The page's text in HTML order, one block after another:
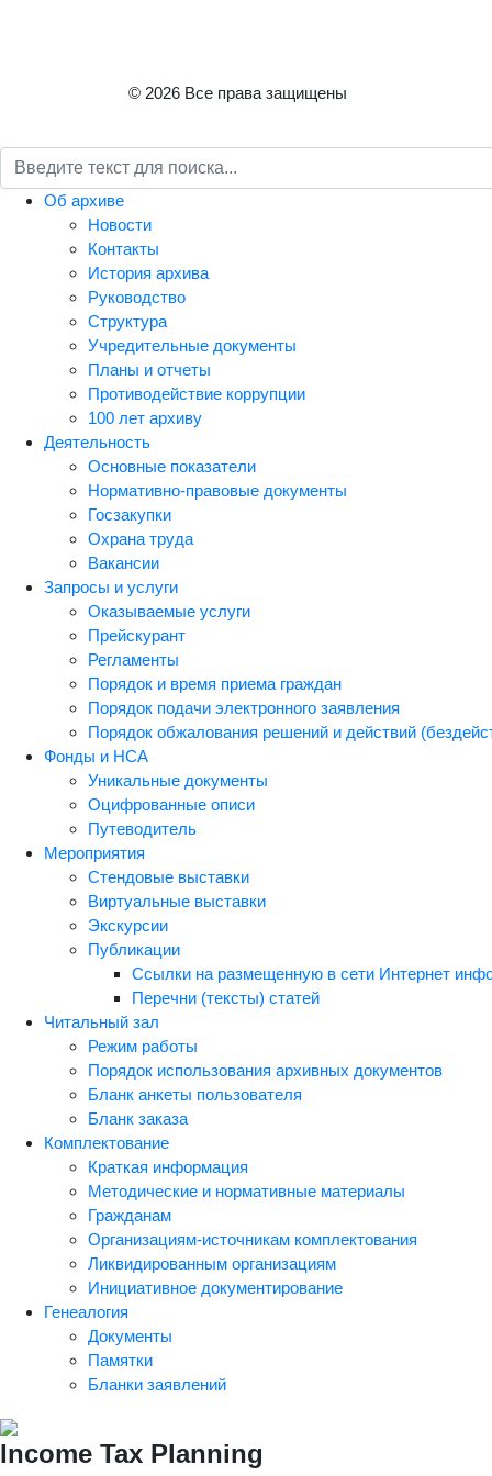
© 2026 Все права защищены
Об архиве
Новости
Контакты
История архива
Руководство
Структура
Учредительные документы
Планы и отчеты
Противодействие коррупции
100 лет архиву
Деятельность
Основные показатели
Нормативно-правовые документы
Госзакупки
Охрана труда
Вакансии
Запросы и услуги
Оказываемые услуги
Прейскурант
Регламенты
Порядок и время приема граждан
Порядок подачи электронного заявления
Порядок обжалования решений и действий
Фонды и НСА
Уникальные документы
Оцифрованные описи
Путеводитель
Мероприятия
Стендовые выставки
Виртуальные выставки
Экскурсии
Публикации
Ссылки на размещенную в сети Интернет
Перечни (тексты) статей
Читальный зал
Режим работы
Порядок использования архивных документов
Бланк анкеты пользователя
Бланк заказа
Комплектование
Краткая информация
Методические и нормативные материалы
Гражданам
Организациям-источникам комплектования
Ликвидированным организациям
Инициативное документирование
Генеалогия
Документы
Памятки
Бланки заявлений
Income Tax Planning